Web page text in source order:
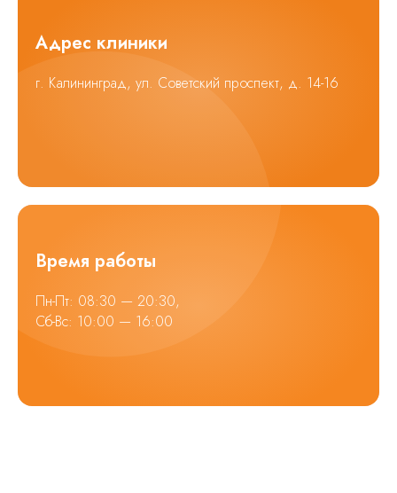
Адрес клиники
г. Калининград, ул. Советский проспект, д. 14-16
Время работы
Пн-Пт: 08:30 — 20:30,
Сб-Вс: 10:00 — 16:00